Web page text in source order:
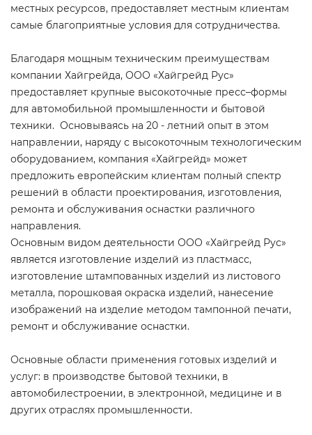
местных ресурсов, предоставляет местным клиентам
самые благоприятные условия для сотрудничества.
Благодаря мощным техническим преимуществам
компании Хайгрейда, ООО «Хайгрейд Рус»
предоставляет крупные высокоточные пресс–формы
для автомобильной промышленности и бытовой
техники. Основываясь на 20 - летний опыт в этом
направлении, наряду с высокоточным технологическим
оборудованием, компания «Хайгрейд» может
предложить европейским клиентам полный спектр
решений в области проектирования, изготовления,
ремонта и обслуживания оснастки различного
направления.
Основным видом деятельности ООО «Хайгрейд Рус»
является изготовление изделий из пластмасс,
изготовление штампованных изделий из листового
металла, порошковая окраска изделий, нанесение
изображений на изделие методом тампонной печати,
ремонт и обслуживание оснастки.
Основные области применения готовых изделий и
услуг: в производстве бытовой техники, в
автомобилестроении, в электронной, медицине и в
других отраслях промышленности.